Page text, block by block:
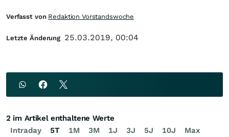
Verfasst von Redaktion Vorstandswoche
Letzte Änderung 25.03.2019, 00:04
Intraday 5T 1M 3M 1J 3J 5J 10J Max
2 im Artikel enthaltene Werte